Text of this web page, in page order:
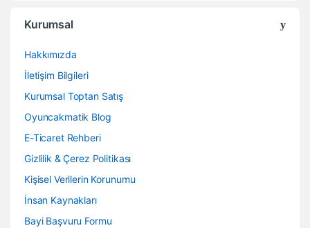
Kurumsal
Hakkımızda
İletişim Bilgileri
Kurumsal Toptan Satış
Oyuncakmatik Blog
E-Ticaret Rehberi
Gizlilik & Çerez Politikası
Kişisel Verilerin Korunumu
İnsan Kaynakları
Bayi Başvuru Formu